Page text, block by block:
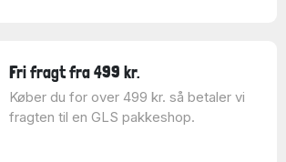
Fri fragt fra 499 kr.
Køber du for over 499 kr. så betaler vi
fragten til en GLS pakkeshop.